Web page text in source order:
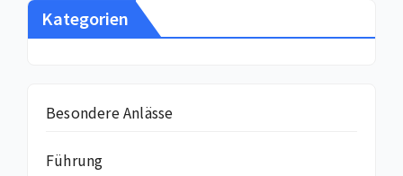
Kategorien
Besondere Anlässe
Führung